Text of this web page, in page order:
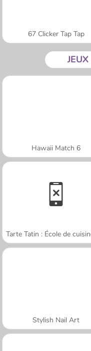
67 Clicker Tap Tap
Hawaii Match 6
Stylish Nail Art